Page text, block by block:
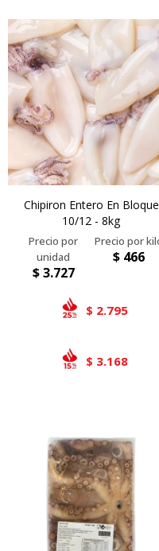
Chipiron Entero En Bloque
10/12 - 8kg
$3.727
$ 466
$ 2.795
$ 3.168